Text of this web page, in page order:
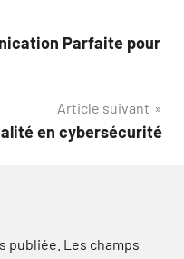
Parfaite pour
Article suivant
en cybersécurité
publiée. Les champs